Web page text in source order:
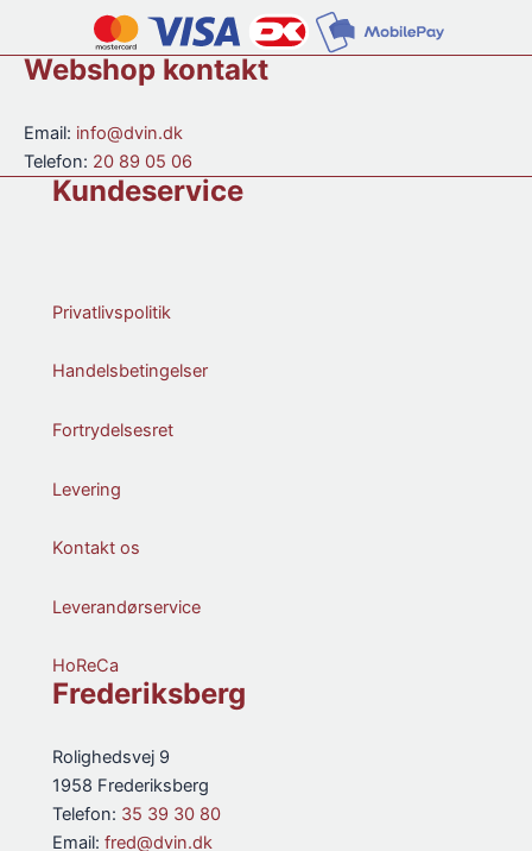
antal
Webshop kontakt
Email: info@dvin.dk
Telefon: 20 89 05 06
Kundeservice
Privatlivspolitik
Handelsbetingelser
Fortrydelsesret
Levering
Kontakt os
Leverandørservice
HoReCa
Frederiksberg
Rolighedsvej 9
1958 Frederiksberg
Telefon: 35 39 30 80
Email: fred@dvin.dk